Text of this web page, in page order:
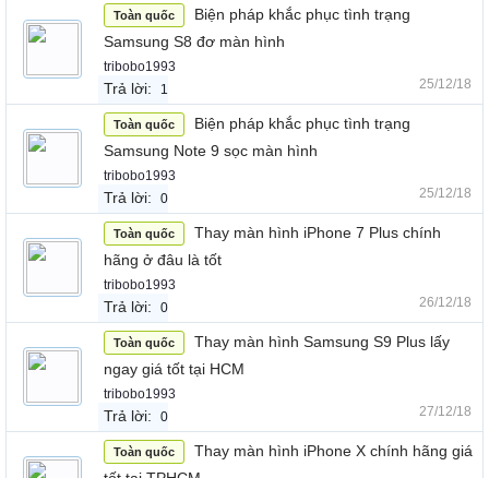
Toàn quốc
Biện pháp khắc phục tình trạng
Samsung S8 đơ màn hình
tribobo1993
Trả lời: 1 25/12/18
Toàn quốc
Biện pháp khắc phục tình trạng
Samsung Note 9 sọc màn hình
tribobo1993
Trả lời: 0 25/12/18
Toàn quốc
Thay màn hình iPhone 7 Plus chính
hãng ở đâu là tốt
tribobo1993
Trả lời: 0 26/12/18
Toàn quốc
Thay màn hình Samsung S9 Plus lấy
ngay giá tốt tại HCM
tribobo1993
Trả lời: 0 27/12/18
Toàn quốc
Thay màn hình iPhone X chính hãng giá